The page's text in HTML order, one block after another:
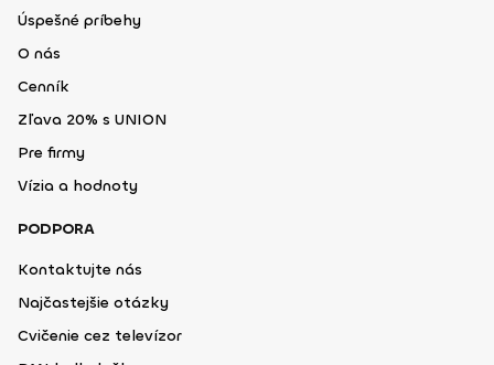
Úspešné príbehy
O nás
Cenník
Zľava 20% s UNION
Pre firmy
Vízia a hodnoty
PODPORA
Kontaktujte nás
Najčastejšie otázky
Cvičenie cez televízor